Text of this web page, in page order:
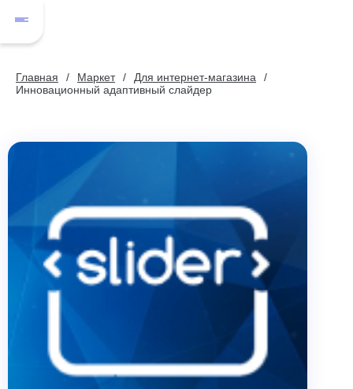
Главная Маркет
Для интернет-магазина
Инновационный адаптивный слайдер